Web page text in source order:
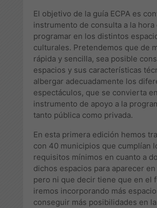
El objetivo de la guía ECPA es
instrumento de consulta a la hora
programar en los distintos
culturales. Pretendemos que de
rápida y sencilla, sea posible
espacios y sus características
albergar adecuadamente los
espectáculos, que se convierta
instrumento de apoyo a la
tanto pública como privada.
En esta primera edición hemos
con 40 municipios que cumplían
requisitos mínimos en cuanto a
dichos espacios para aparecer
pero ni que decir tiene que en el
iremos incorporando más
conseguir más posibilidades en